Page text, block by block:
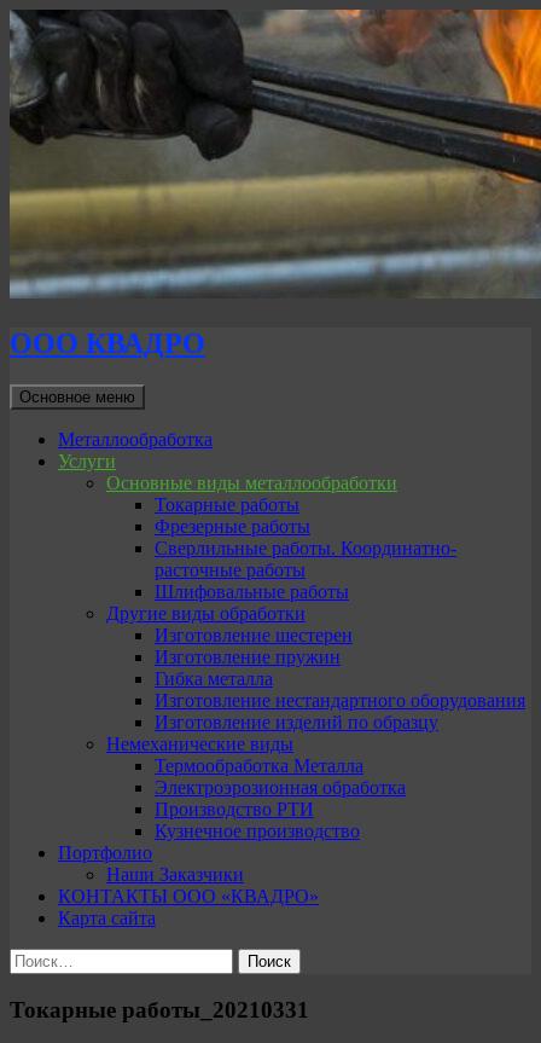
ООО КВАДРО
Поиск
Основное меню
к
содержимому
Металлообработка
Услуги
Основные виды металлообработки
Токарные работы
Фрезерные работы
Сверлильные работы. Координатно-
расточные работы
Шлифовальные работы
Другие виды обработки
Изготовление шестерен
Изготовление пружин
Гибка металла
Изготовление нестандартного оборудования
Изготовление изделий по образцу
Немеханические виды
Термообработка Металла
Электроэрозионная обработка
Производство РТИ
Кузнечное производство
Портфолио
Наши Заказчики
КОНТАКТЫ ООО «КВАДРО»
Карта сайта
Найти:
Токарные работы_20210331